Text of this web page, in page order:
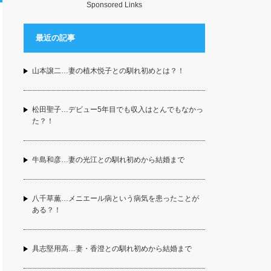
Sponsored Links
最近の記事
山本譲二…妻の植木悦子との馴れ初めとは？！
松田聖子…デビュー5年目でも収入はとんでもなかっ
た？！
牛島和彦…妻の光江との馴れ初めから結婚まで
八千草薫…メニエール病という病気を患ったことが
ある？！
具志堅用高…妻・香澄との馴れ初めから結婚まで